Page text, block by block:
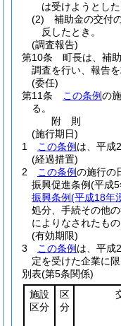
は受けようとした
(2)
補助金の交付
反したとき。
(調査報告)
第10条
町長は、補
調査を行い、報告
(委任)
第11条
この条例の
る。
附 則
(施行期日)
1
この条例 は、平成
(経過措置)
2
この条例の施行の
振興促進条例(平成
振興条例(平成18年
処分、手続その他
によりなされたもの
(有効期限)
3
この条例 は、平成
定を受けた企業に限
別表(第5条関係)
施設
区分
区
分